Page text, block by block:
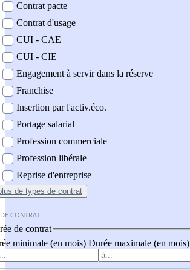
Contrat pacte
Contrat d'usage
CUI - CAE
CUI - CIE
Engagement à servir dans la réserve
Franchise
Insertion par l'activ.éco.
Portage salarial
Profession commerciale
Profession libérale
Reprise d'entreprise
de types de contrat
CONTRAT
de contrat
minimale (en mois) Durée maximale (en mois)